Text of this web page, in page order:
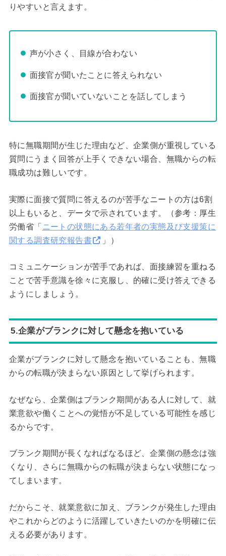
りやすいと言えます。
声が小さく、目線が合わない
面接官が聞いたことに答えられない
面接官が聞いていないことを話してしまう
特に無職期間が生じた理由など、企業側が重視している
質問にうまく回答が上手くできない場合、無職からの転
職成功は難しいです。
実際に面接で質問に答えるのが苦手なニートの方は6割
以上もいると、データで示されています。（参考：厚生
労働省「 ニートの状態にある若年者の実態及び支援策に
関する調査研究報告書
」）
コミュニケーションが苦手であれば、面接練習を重ねる
ことで苦手意識を徐々に克服し、的確に受け答えできる
ようにしましょう。
5.企業がブランクに対して懸念を抱いている
企業がブランクに対して懸念を抱いていることも、無職
からの転職が決まらない原因として挙げられます。
なぜなら、企業側はブランク期間がある人に対して、就
業意欲や働くことへの覚悟が不足している可能性を感じ
るからです。
ブランク期間が長くなればなるほど、企業側の懸念は強
くなり、さらに無職からの転職が決まらない状態になっ
てしまいます。
だからこそ、就業意欲に加え、ブランクが発生した理由
やこれからどのように活躍していきたいのかを明確に伝
える必要があります。